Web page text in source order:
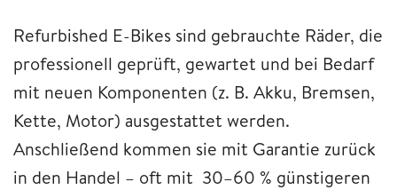
Refurbished E-Bikes sind gebrauchte Räder, die
professionell geprüft, gewartet und bei Bedarf
mit neuen Komponenten (z. B. Akku, Bremsen,
Kette, Motor) ausgestattet werden.
Anschließend kommen sie mit Garantie zurück
in den Handel – oft mit 30–60 % günstigeren